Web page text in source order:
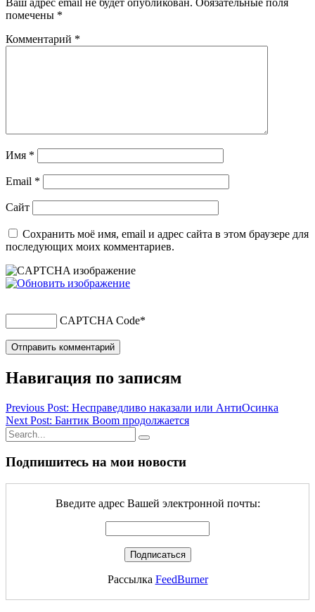
помечены *
Комментарий *
Имя *
Email *
Сайт
Сохранить моё имя, email и адрес сайта в этом браузере для
последующих моих комментариев.
CAPTCHA Code*
Навигация по записям
Previous Post: Несправедливо наказали или АнтиОсинка
Next Post: Бантик Boom продолжается
Подпишитесь на мои новости
Введите адрес Вашей электронной почты:
Рассылка FeedBurner